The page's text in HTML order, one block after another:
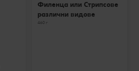
Филенца или Стрипсове
различни видове
460 г